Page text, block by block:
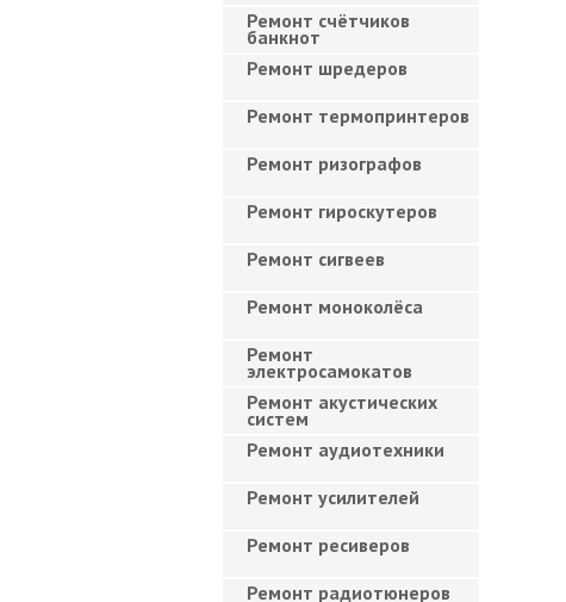
Ремонт счётчиков
банкнот
Ремонт шредеров
Ремонт термопринтеров
Ремонт ризографов
Ремонт гироскутеров
Ремонт сигвеев
Ремонт моноколёса
Ремонт
электросамокатов
Ремонт акустических
систем
Ремонт аудиотехники
Ремонт усилителей
Ремонт ресиверов
Ремонт радиотюнеров